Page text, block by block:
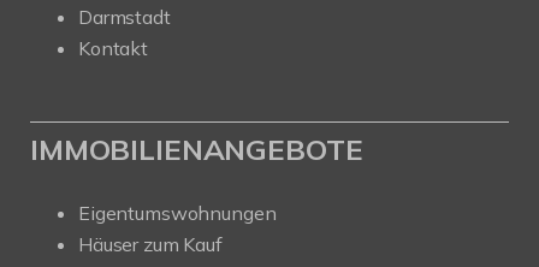
Darmstadt
Kontakt
IMMOBILIENANGEBOTE
Eigentumswohnungen
Häuser zum Kauf